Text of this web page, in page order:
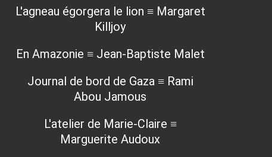
L'agneau égorgera le lion ≡ Margaret
Killjoy
En Amazonie ≡ Jean-Baptiste Malet
Journal de bord de Gaza ≡ Rami
Abou Jamous
L'atelier de Marie-Claire ≡
Marguerite Audoux